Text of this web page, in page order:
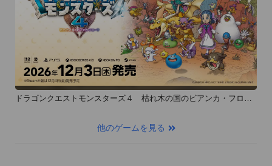
ドラゴンクエストモンスターズ４ 枯れ木の国のビアンカ・フロー
他のゲームを見る